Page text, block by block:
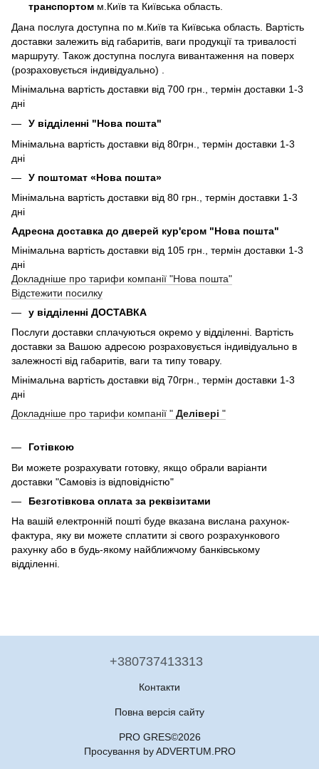
транспортом м.Київ та Київська область.
Дана послуга доступна по м.Київ та Київська область. Вартість
доставки залежить від габаритів, ваги продукції та тривалості
маршруту. Також доступна послуга вивантаження на поверх
(розраховується індивідуально) .
Мінімальна вартість доставки від 700 грн., термін доставки 1-3
дні
У відділенні "Нова пошта"
Мінімальна вартість доставки від 80грн., термін доставки 1-3
дні
У поштомат «Нова пошта»
Мінімальна вартість доставки від 80 грн., термін доставки 1-3
дні
Адресна доставка до дверей кур'єром "Нова пошта"
Мінімальна вартість доставки від 105 грн., термін доставки 1-3
дні
Докладніше про тарифи компанії "Нова пошта"
Відстежити посилку
у відділенні ДОСТАВКА
Послуги доставки сплачуються окремо у відділенні. Вартість
доставки за Вашою адресою розраховується індивідуально в
залежності від габаритів, ваги та типу товару.
Мінімальна вартість доставки від 70грн., термін доставки 1-3
дні
Докладніше про тарифи компанії " Делівері "
Готівкою
Ви можете розрахувати готовку, якщо обрали варіанти
доставки "Самовіз із відповідністю"
Безготівкова оплата за реквізитами
На вашій електронній пошті буде вказана вислана рахунок-
фактура, яку ви можете сплатити зі свого розрахункового
рахунку або в будь-якому найближчому банківському
відділенні.
+380737413313
Контакти
Повна версія сайту
PRO GRES©2026
Просування by ADVERTUM.PRO